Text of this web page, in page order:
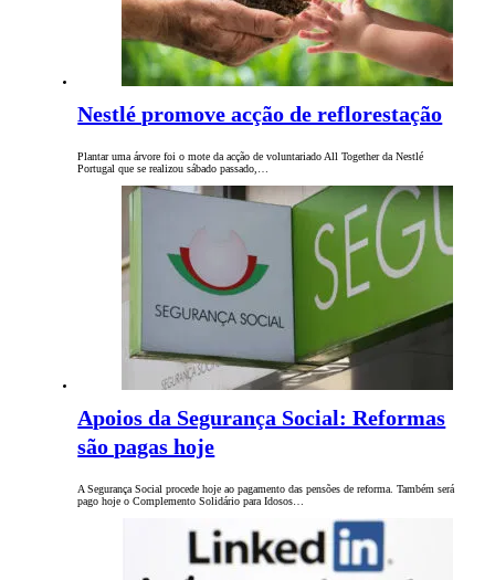
Nestlé promove acção de reflorestação
Plantar uma árvore foi o mote da acção de voluntariado All Together da Nestlé
Portugal que se realizou sábado passado,…
Apoios da Segurança Social: Reformas
são pagas hoje
A Segurança Social procede hoje ao pagamento das pensões de reforma. Também será
pago hoje o Complemento Solidário para Idosos…